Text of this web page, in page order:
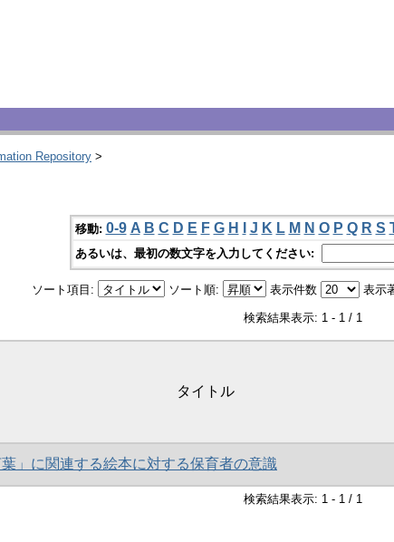
Repository >
移動: 0-9 A B C D E F G H J K L M N O P Q R S
あるいは、最初の数文字を入力してください:
ソート項目: ソート順: 表示件数 表示
検索結果表示: 1 - 1 / 1
タイトル
」に関連する絵本に対する保育者の意識
検索結果表示: 1 - 1 / 1